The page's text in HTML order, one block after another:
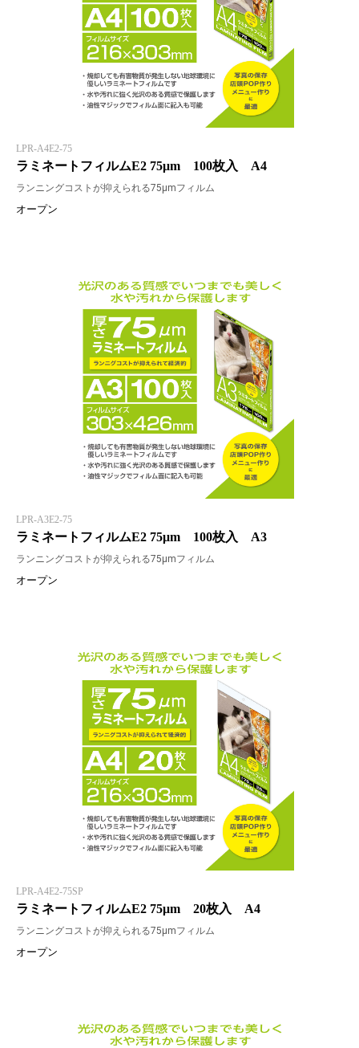
LPR-A4E2-75
ラミネートフィルムE2 75μm 100枚入 A4
ランニングコストが抑えられる75μmフィルム
オープン
LPR-A3E2-75
ラミネートフィルムE2 75μm 100枚入 A3
ランニングコストが抑えられる75μmフィルム
オープン
LPR-A4E2-75SP
ラミネートフィルムE2 75μm 20枚入 A4
ランニングコストが抑えられる75μmフィルム
オープン